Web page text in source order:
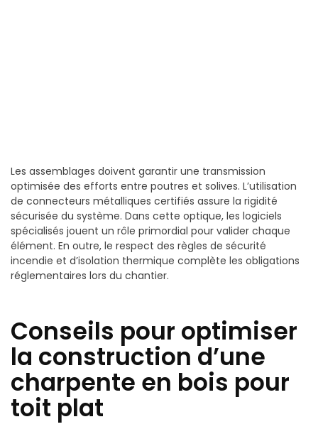
Les assemblages doivent garantir une transmission
optimisée des efforts entre poutres et solives. L’utilisation
de connecteurs métalliques certifiés assure la rigidité
sécurisée du système. Dans cette optique, les logiciels
spécialisés jouent un rôle primordial pour valider chaque
élément. En outre, le respect des règles de sécurité
incendie et d’isolation thermique complète les obligations
réglementaires lors du chantier.
Conseils pour optimiser
la construction d’une
charpente en bois pour
toit plat